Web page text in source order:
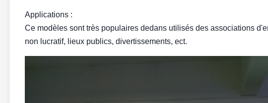
Applications :
Ce modèles sont très populaires dedans utilisés des associations
non lucratif, lieux publics, divertissements, ect.